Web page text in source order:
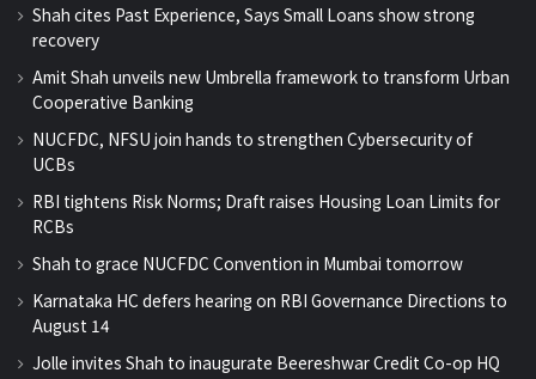
Shah cites Past Experience, Says Small Loans show strong
recovery
Amit Shah unveils new Umbrella framework to transform Urban
Cooperative Banking
NUCFDC, NFSU join hands to strengthen Cybersecurity of
UCBs
RBI tightens Risk Norms; Draft raises Housing Loan Limits for
RCBs
Shah to grace NUCFDC Convention in Mumbai tomorrow
Karnataka HC defers hearing on RBI Governance Directions to
August 14
Jolle invites Shah to inaugurate Beereshwar Credit Co-op HQ